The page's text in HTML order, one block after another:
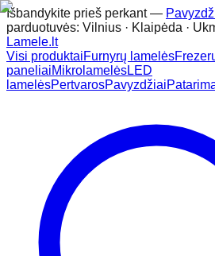
Išbandykite prieš perkant —
parduotuvės: Vilnius · Klaipėda ·
Lamele.lt
Visi produktaiFurnyrų lamelės
paneliaiMikrolamelėsLED
lamelėsPertvarosPavyzdžiai